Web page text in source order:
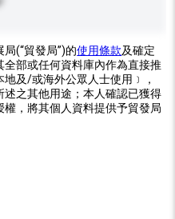
(“貿發局”)的使用條款及確定
部或任何資料庫內作為直接推
及/或海外公眾人士使用﹞，
述之其他用途；本人確認已獲得
，將其個人資料提供予貿發局